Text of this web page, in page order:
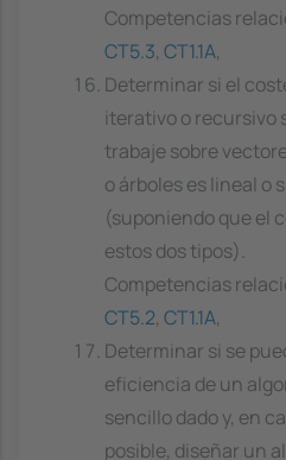
Competencias
CT5.3, CT1.1A,
Determinar si el
iterativo o recursivo
trabaje sobre
o árboles es lineal o
(suponiendo que el
estos dos tipos).
Competencias
CT5.2, CT1.1A,
Determinar si se
eficiencia de un
sencillo dado y, en
posible, diseñar un